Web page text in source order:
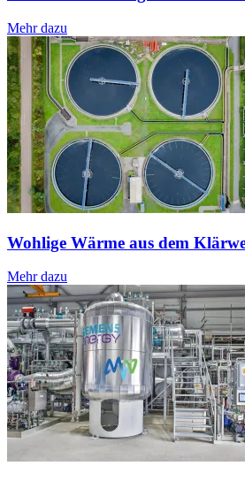
Mehr dazu
Wohlige Wärme aus dem
Mehr dazu